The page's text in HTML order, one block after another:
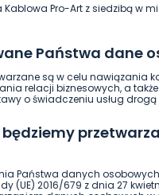
Pro-Art z siedzibą w
Państwa dane
są w celu nawiązania
relacji biznesowych, a
o świadczeniu usług drogą
Państwa danych
(UE) 2016/679 z dnia 27